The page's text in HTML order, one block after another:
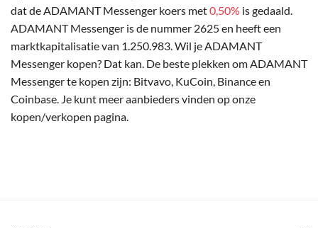
dat de ADAMANT Messenger koers met0,50% is gedaald.
ADAMANT Messenger is de nummer 2625 en heeft een
marktkapitalisatie van 1.250.983. Wil je ADAMANT
Messenger kopen? Dat kan. De beste plekken om ADAMANT
Messenger te kopen zijn: Bitvavo, KuCoin, Binance en
Coinbase. Je kunt meer aanbieders vinden op onze
kopen/verkopen pagina.